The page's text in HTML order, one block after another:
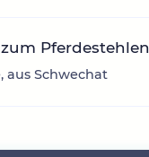
Pferdestehlen
aus Schwechat